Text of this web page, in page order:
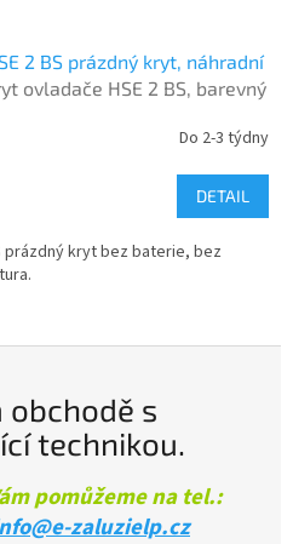
2 BS prázdný kryt, náhradní
ovladače HSE 2 BS, barevný
Do 2-3 týdny
DETAIL
prázdný kryt bez baterie, bez
obchodě s
technikou.
pomůžeme na tel.:
zaluzielp.cz